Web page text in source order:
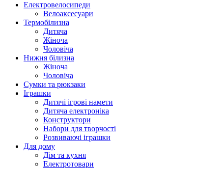
Електровелосипеди
Велоаксесуари
Термобілизна
Дитяча
Жіноча
Чоловіча
Нижня білизна
Жіноча
Чоловіча
Сумки та рюкзаки
Іграшки
Дитячі ігрові намети
Дитяча електроніка
Конструктори
Набори для творчості
Розвиваючі іграшки
Для дому
Дім та кухня
Електротовари